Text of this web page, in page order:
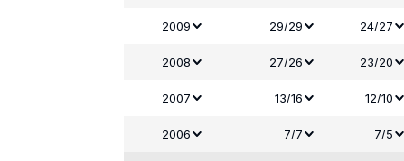
2009 29/29 24/27
2008 27/26 23/20
2007 13/16 12/10
2006 7/7 7/5